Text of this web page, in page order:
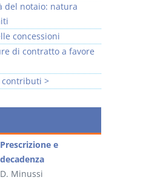
del notaio: natura
concessioni
di contratto a favore
>
Prescrizione e
decadenza
D. Minussi